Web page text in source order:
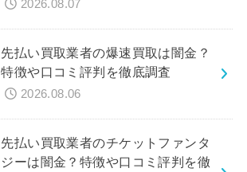
2026.08.07
先払い買取業者の爆速買取は闇金？
特徴や口コミ評判を徹底調査
2026.08.06
先払い買取業者のチケットファンタ
ジーは闇金？特徴や口コミ評判を徹